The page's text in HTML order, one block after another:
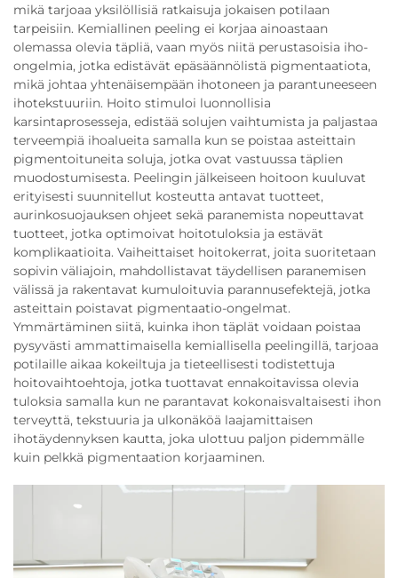
mikä tarjoaa yksilöllisiä ratkaisuja jokaisen potilaan
tarpeisiin. Kemiallinen peeling ei korjaa ainoastaan
olemassa olevia täpliä, vaan myös niitä perustasoisia iho-
ongelmia, jotka edistävät epäsäännölistä pigmentaatiota,
mikä johtaa yhtenäisempään ihotoneen ja parantuneeseen
ihotekstuuriin. Hoito stimuloi luonnollisia
karsintaprosesseja, edistää solujen vaihtumista ja paljastaa
terveempiä ihoalueita samalla kun se poistaa asteittain
pigmentoituneita soluja, jotka ovat vastuussa täplien
muodostumisesta. Peelingin jälkeiseen hoitoon kuuluvat
erityisesti suunnitellut kosteutta antavat tuotteet,
aurinkosuojauksen ohjeet sekä paranemista nopeuttavat
tuotteet, jotka optimoivat hoitotuloksia ja estävät
komplikaatioita. Vaiheittaiset hoitokerrat, joita suoritetaan
sopivin väliajoin, mahdollistavat täydellisen paranemisen
välissä ja rakentavat kumuloituvia parannusefektejä, jotka
asteittain poistavat pigmentaatio-ongelmat.
Ymmärtäminen siitä, kuinka ihon täplät voidaan poistaa
pysyvästi ammattimaisella kemiallisella peelingillä, tarjoaa
potilaille aikaa kokeiltuja ja tieteellisesti todistettuja
hoitovaihtoehtoja, jotka tuottavat ennakoitavissa olevia
tuloksia samalla kun ne parantavat kokonaisvaltaisesti ihon
terveyttä, tekstuuria ja ulkonäköä laajamittaisen
ihotäydennyksen kautta, joka ulottuu paljon pidemmälle
kuin pelkkä pigmentaation korjaaminen.